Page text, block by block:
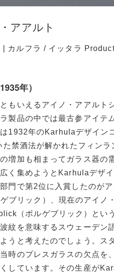
アアルト
カルフラ / イッタラ
年）
もいえるアイノ・アアルト
製品の中では最古参アイテ
1932年のKarhulaデザイン
禁酒法が解かれたフィンラ
増加も相まってガラス器の
く集めようとKarhulaデザ
門で第2位に入賞したのが
ブリック）、現在のアイノ
（ボルゲブリック）とい
紋を意味するスウェーデン
うと考えたのでしょう。ス
時のプレスガラスの欠点を
しています。その生産が